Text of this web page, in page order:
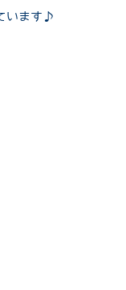
います♪